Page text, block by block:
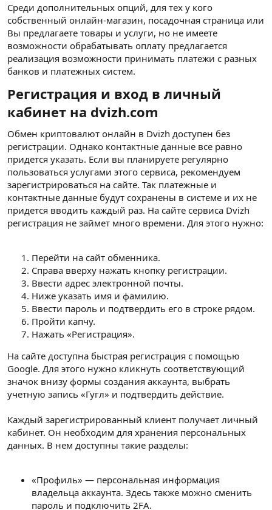
Среди дополнительных опций, для тех у кого
собственный онлайн-магазин, посадочная страница или
Вы предлагаете товары и услуги, но не имеете
возможности обрабатывать оплату предлагается
реализация возможности принимать платежи с разных
банков и платежных систем.
Регистрация и вход в личный
кабинет на dvizh.com​
Обмен криптовалют онлайн в Dvizh доступен без
регистрации. Однако контактные данные все равно
придется указать. Если вы планируете регулярно
пользоваться услугами этого сервиса, рекомендуем
зарегистрироваться на сайте. Так платежные и
контактные данные будут сохранены в системе и их не
придется вводить каждый раз. На сайте сервиса Dvizh
регистрация не займет много времени. Для этого нужно:
Перейти на сайт обменника.
Справа вверху нажать кнопку регистрации.
Ввести адрес электронной почты.
Ниже указать имя и фамилию.
Ввести пароль и подтвердить его в строке рядом.
Пройти капчу.
Нажать «Регистрация».
На сайте доступна быстрая регистрация с помощью
Google. Для этого нужно кликнуть соответствующий
значок внизу формы создания аккаунта, выбрать
учетную запись «Гугл» и подтвердить действие.
Каждый зарегистрированный клиент получает личный
кабинет. Он необходим для хранения персональных
данных. В нем доступны такие разделы:
«Профиль» — персональная информация
владельца аккаунта. Здесь также можно сменить
пароль и подключить 2FA.